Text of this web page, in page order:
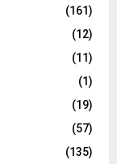
(161)
(12)
(11)
(1)
(19)
(57)
(135)